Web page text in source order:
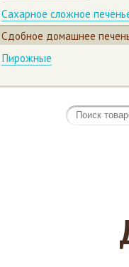
Сахарное сложное
Сдобное домашнее
Пирожные